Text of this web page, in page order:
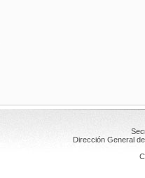
Dirección General